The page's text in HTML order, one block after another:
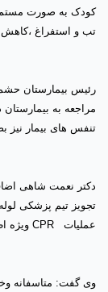
کودک به صورت
تب و استفراغ
رئیس بیمارستان
مراجعه به
تنفس های بیمار نیز
دکتر نعمت شاهی
تجویز تیم پزشکی
عملیات CPR ویژه اطفال در دفعات مکرر صورت گرفت .
وی گفت: متاسفانه